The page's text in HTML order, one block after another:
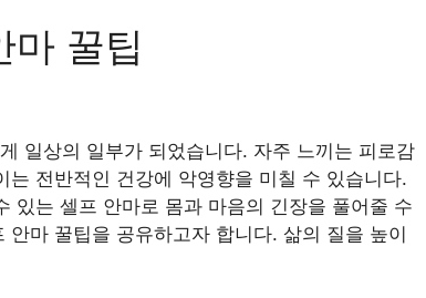
마 꿀팁
일상의 일부가 되었습니다. 자주 느끼는 피로감
전반적인 건강에 악영향을 미칠 수 있습니다.
있는 셀프 안마로 몸과 마음의 긴장을 풀어줄 수
마 꿀팁을 공유하고자 합니다. 삶의 질을 높이